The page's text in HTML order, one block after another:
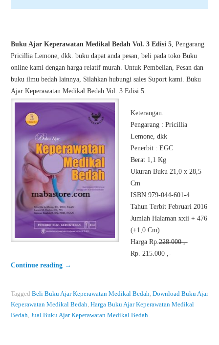
Buku Ajar Keperawatan Medikal Bedah Vol. 3 Edisi 5, Pengarang
Pricillia Lemone, dkk. buku dapat anda pesan, beli pada toko Buku
online kami dengan harga relatif murah. Untuk Pembelian, Pesan dan
buku ilmu bedah lainnya, Silahkan hubungi sales Suport kami. Buku
Ajar Keperawatan Medikal Bedah Vol. 3 Edisi 5.
Keterangan:
Pengarang : Pricillia
Lemone, dkk
Penerbit : EGC
Berat 1,1 Kg
Ukuran Buku 21,0 x 28,5
Cm
ISBN 979-044-601-4
Tahun Terbit Februari 2016
Jumlah Halaman xxii + 476
(±1,0 Cm)
Harga Rp.228.000 ,-
Rp. 215.000 ,-
Continue reading →
Tagged Beli Buku Ajar Keperawatan Medikal Bedah, Download Buku Ajar
Keperawatan Medikal Bedah, Harga Buku Ajar Keperawatan Medikal
Bedah, Jual Buku Ajar Keperawatan Medikal Bedah